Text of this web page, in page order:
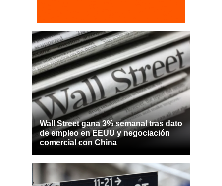
Wall Street gana 3% semanal tras dato
de empleo en EEUU y negociación
comercial con China